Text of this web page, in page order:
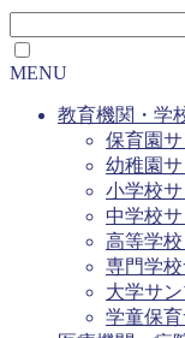
MENU
教育機関・学
保育園
幼稚園
小学校
中学校
高等学
専門学
大学サ
学童保